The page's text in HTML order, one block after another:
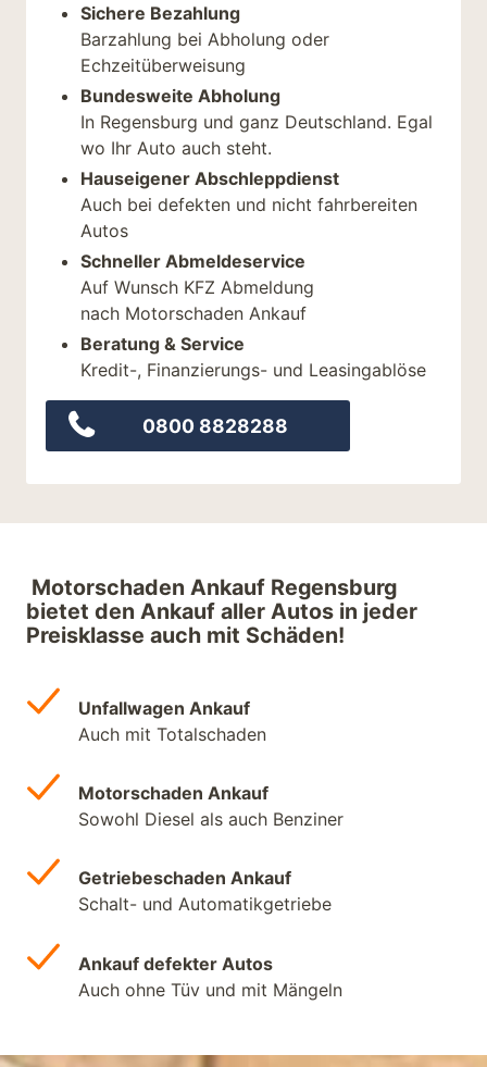
Sichere Bezahlung
Barzahlung bei Abholung oder
Echzeitüberweisung
Bundesweite Abholung
In Regensburg und ganz Deutschland. Egal
wo Ihr Auto auch steht.
Hauseigener Abschleppdienst
Auch bei defekten und nicht fahrbereiten
Autos
Schneller Abmeldeservice
Auf Wunsch KFZ Abmeldung
nach Motorschaden Ankauf
Beratung & Service
Kredit-, Finanzierungs- und Leasingablöse
0800 8828288
Motorschaden Ankauf Regensburg
bietet den Ankauf aller Autos in jeder
Preisklasse auch mit Schäden!
Unfallwagen Ankauf
Auch mit Totalschaden
Motorschaden Ankauf
Sowohl Diesel als auch Benziner
Getriebeschaden Ankauf
Schalt- und Automatikgetriebe
Ankauf defekter Autos
Auch ohne Tüv und mit Mängeln